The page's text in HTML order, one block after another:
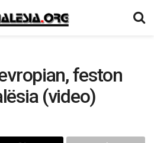
feston
(video)